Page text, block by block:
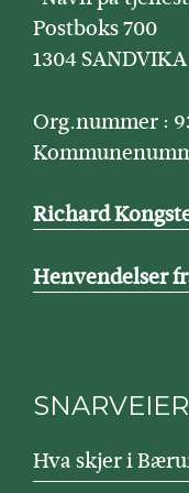
Postboks 700
1304 SANDVIKA
Org.nummer :
Richard
Henvendelser
SNARVEIER
Hva skjer i